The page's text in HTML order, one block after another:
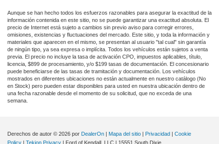
Aunque se han hecho todos los esfuerzos razonables para asegurar la exactitud de la
información contenida en este sitio, no se puede garantizar una exactitud absoluta. El
precio de Internet está sujeto a cambios sin previo aviso para corregir errores,
omisiones, existencias y fluctuaciones del mercado. Este sitio, y toda la información y
materiales que aparecen en el mismo, se presentan al usuario "tal cual" sin garantía
de ningún tipo, ya sea expresa o implícita. Todos los vehículos están sujetos a venta
previa. El precio no incluye la tasa de activación CPO, impuestos aplicables, título,
licencia, $899 de procesamiento, y/o $199 tasas de documentación. El concesionario
puede beneficiarse de las tasas de tramitación y documentación. Los vehículos
mostrados en diferentes ubicaciones no están actualmente en nuestro catálogo (No
en Stock) pero pueden estar disponibles para usted en nuestra ubicación dentro de
una fecha razonable desde el momento de su solicitud, que no exceda de una
semana.
Derechos de autor © 2026 por DealerOn | Mapa del sitio | Privacidad | Cookie
Policy | Tekion Privacy | Ford of Kendall, LLC | 15551 South Dixie